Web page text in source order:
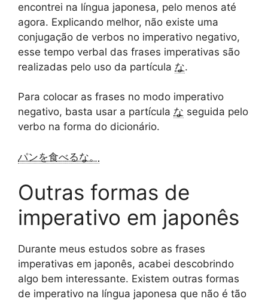
encontrei na língua japonesa, pelo menos até
agora. Explicando melhor, não existe uma
conjugação de verbos no imperativo negativo,
esse tempo verbal das frases imperativas são
realizadas pelo uso da partícula な.
Para colocar as frases no modo imperativo
negativo, basta usar a partícula な seguida pelo
verbo na forma do dicionário.
パンを食べるな。
Outras formas de
imperativo em japonês
Durante meus estudos sobre as frases
imperativas em japonês, acabei descobrindo
algo bem interessante. Existem outras formas
de imperativo na língua japonesa que não é tão